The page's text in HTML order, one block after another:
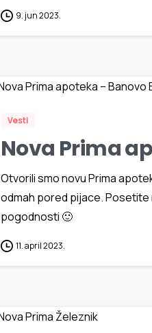
9. jun 2023.
Vesti
Nova Prima
Otvorili smo novu Prima
odmah pored pijace. Posetite
pogodnosti 🙂
11. april 2023.